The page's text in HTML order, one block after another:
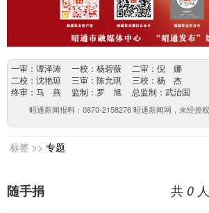
一审：谭泽涛 一校：杨碧薇 二审：倪 娜
二校：沈艳琼 三审：陈允琪 三校：杨 杰
终审：马 燕 监制：罗 旭 总监制：武治国
昭通新闻报料：0870-2158276 昭通新闻网，未经授
标签 >> 专题
共 0
随手捐